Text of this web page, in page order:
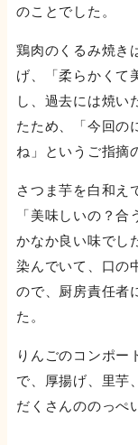
のことでした。
鶏肉のくるみ焼き
げ、「柔らかくて
し、過去には焼い
たため、「今回の
ね」というご指摘
さつま芋を白和
「美味しいの？
かなか良い味でし
染んでいて、口の
ので、厨房責任者
た。
りんごのコンポー
で、厚揚げ、里芋
だくさんののっぺ